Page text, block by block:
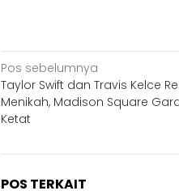
Navigasi
pos
Pos sebelumnya
Taylor Swift dan Travis Kelce
Menikah, Madison Square
Ketat
POS TERKAIT